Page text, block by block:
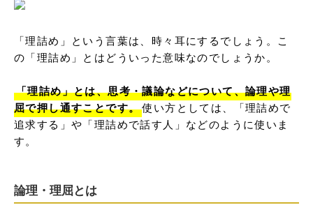
「理詰め」という言葉は、時々耳にするでしょう。こ
の「理詰め」とはどういった意味なのでしょうか。
「理詰め」とは、思考・議論などについて、論理や理
屈で押し通すことです。使い方としては、「理詰めで
追求する」や「理詰めで話す人」などのように使いま
す。
論理・理屈とは